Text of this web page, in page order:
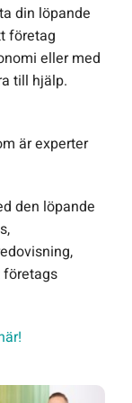
din löpande
företag
eller med
till hjälp.
är experter
den löpande
företags